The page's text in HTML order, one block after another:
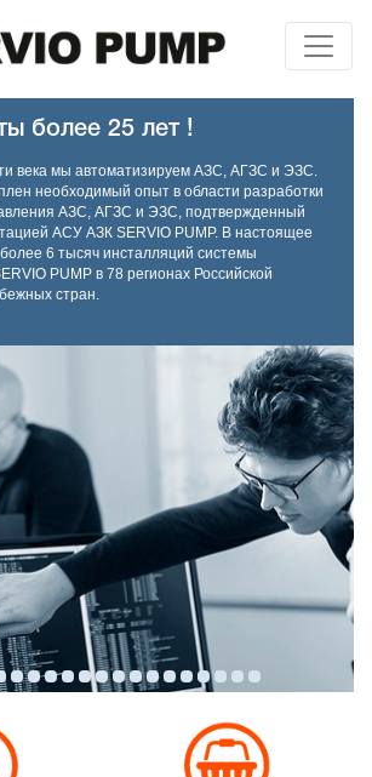
более 25 лет !
века мы автоматизируем АЗС, АГЗС и ЭЗС.
необходимый опыт в области разработки
АЗС, АГЗС и ЭЗС, подтвержденный
АСУ АЗК SERVIO PUMP. В настоящее
6 тысяч инсталляций системы
PUMP в 78 регионах Российской
стран.